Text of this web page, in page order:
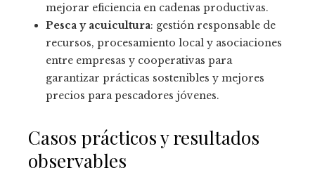
mejorar eficiencia en cadenas productivas.
Pesca y acuicultura: gestión responsable de
recursos, procesamiento local y asociaciones
entre empresas y cooperativas para
garantizar prácticas sostenibles y mejores
precios para pescadores jóvenes.
Casos prácticos y resultados
observables